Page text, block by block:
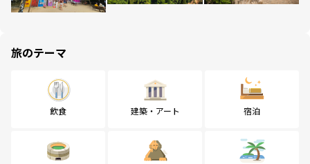
旅のテーマ
飲食 建築・アート 宿泊